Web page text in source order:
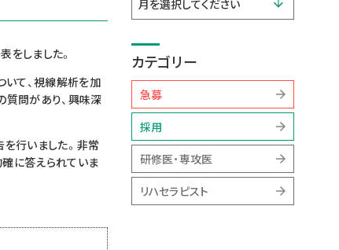
しました。
て、視線解析を加
質問があり、興味深
を行いました。非常
に答えられていま
カテゴリー
急募
採用
研修医・専攻医
リハセラピスト